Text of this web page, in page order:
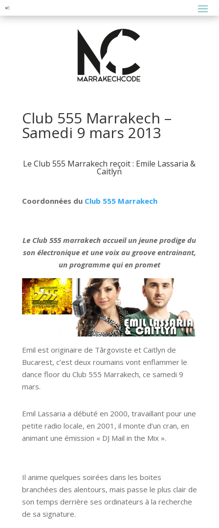
Club 555 Marrakech –
Samedi 9 mars 2013
Le Club 555 Marrakech reçoit : Emile Lassaria &
Caitlyn
Coordonnées du Club 555 Marrakech
Le Club 555 marrakech accueil un jeune prodige du
son électronique et une voix au groove entrainant,
un programme qui en promet
Emil est originaire de Târgoviste et Caitlyn de
Bucarest, c’est deux roumains vont enflammer le
dance floor du Club 555 Marrakech, ce samedi 9
mars.
Emil Lassaria a débuté en 2000, travaillant pour une
petite radio locale, en 2001, il monte d’un cran, en
animant une émission « DJ Mail in the Mix ».
Il anime quelques soirées dans les boites
branchées des alentours, mais passe le plus clair de
son temps derrière ses ordinateurs à la recherche
de sa signature.